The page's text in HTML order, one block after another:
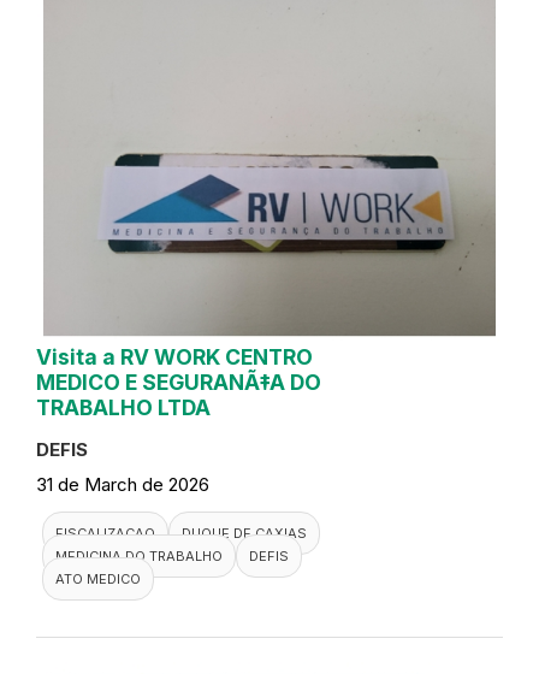
Visita a RV WORK CENTRO
MEDICO E SEGURANÃ‡A DO
TRABALHO LTDA
DEFIS
31 de March de 2026
FISCALIZACAO
DUQUE DE CAXIAS
MEDICINA DO TRABALHO
DEFIS
ATO MEDICO